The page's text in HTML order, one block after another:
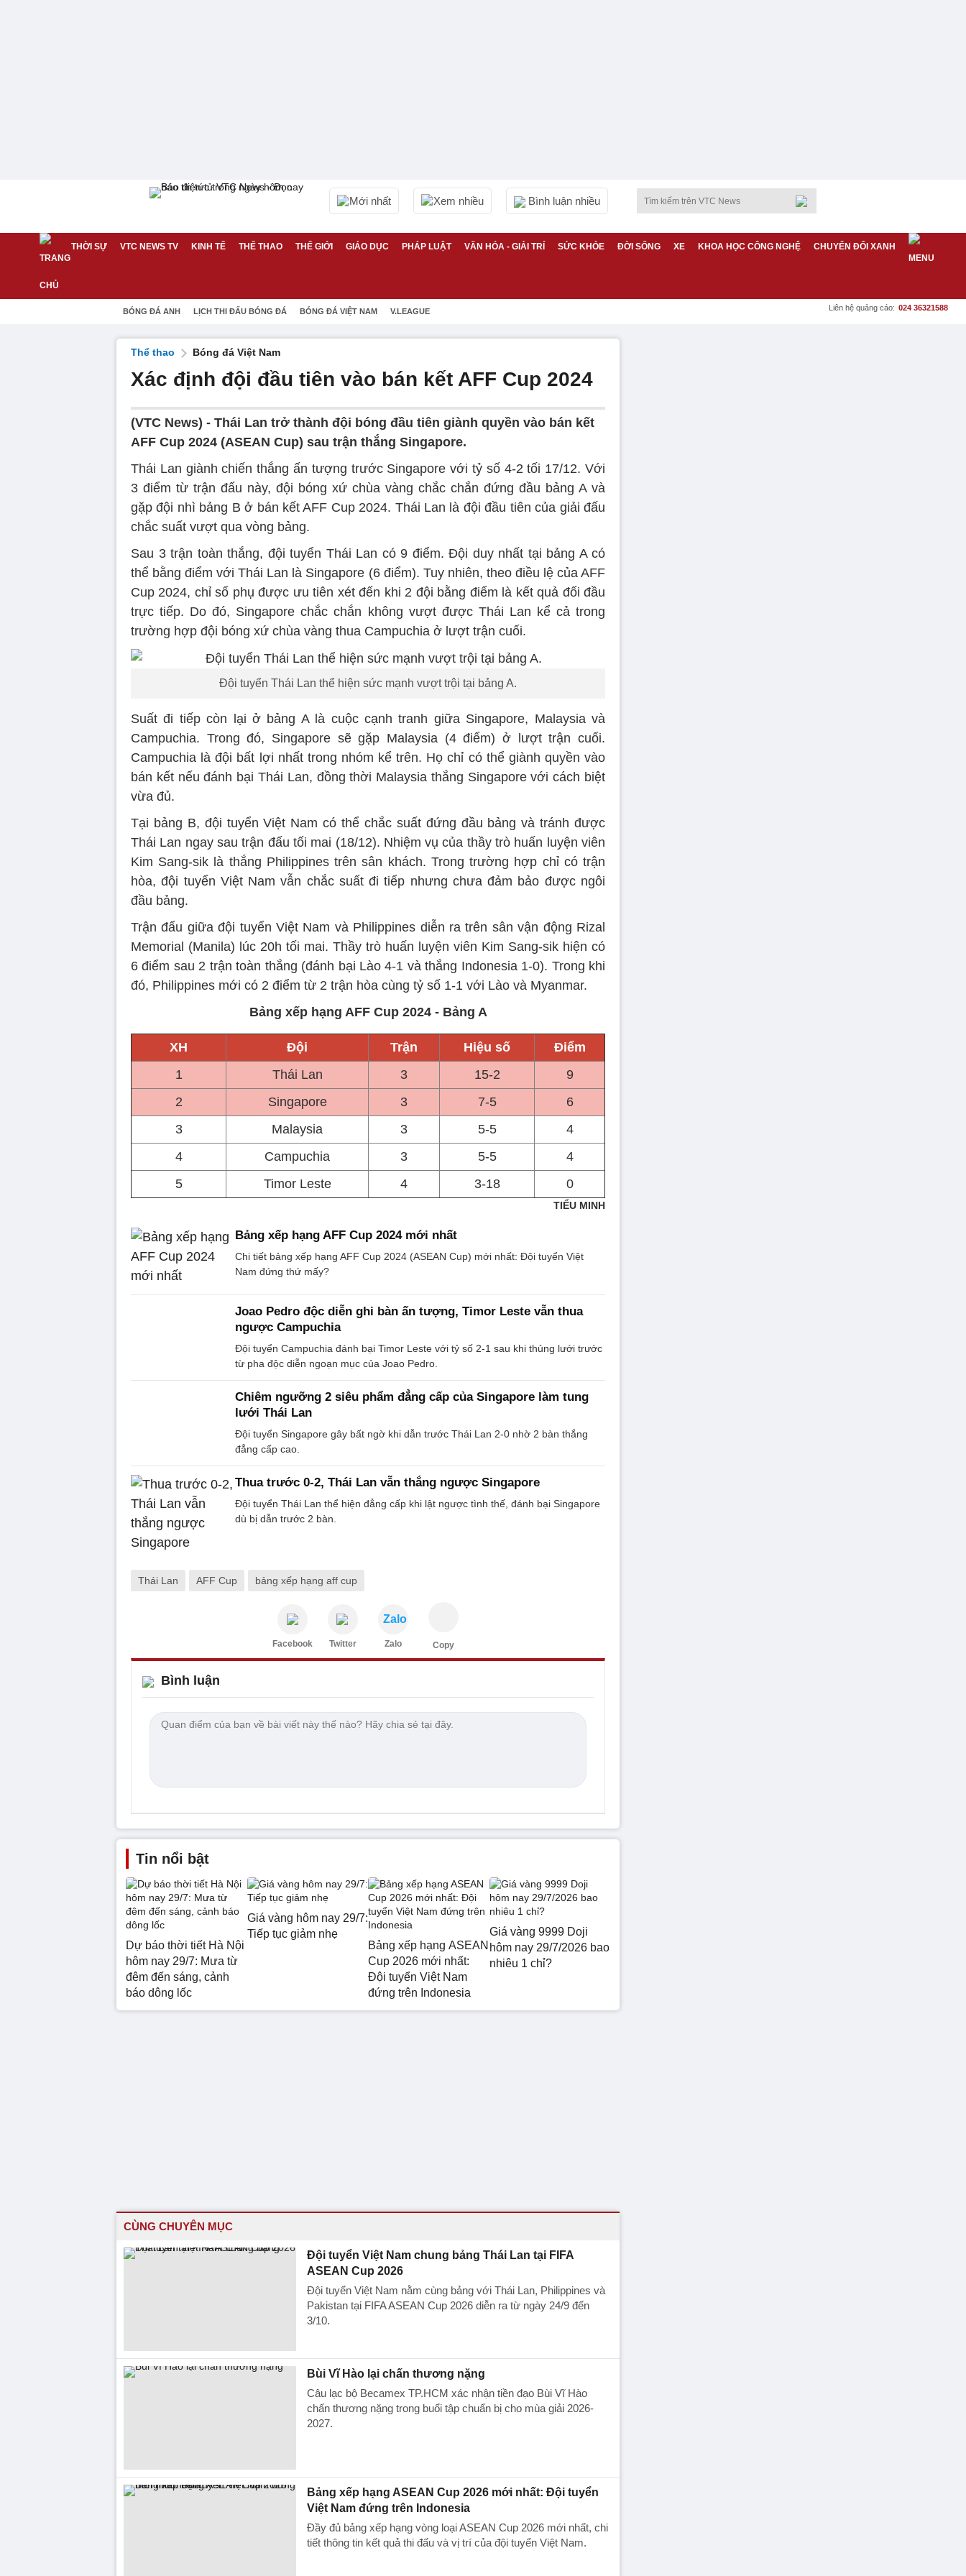
Mới nhất Xem nhiều Bình luận nhiều
THỜI SỰ VTC NEWS TV KINH TẾ THỂ THAO THẾ GIỚI GIÁO DỤC PHÁP LUẬT VĂN HÓA - GIẢI TRÍ SỨC KHỎE ĐỜI SỐNG XE KHOA HỌC CÔNG NGHỆ CHUYỂN ĐỔI XANH
BÓNG ĐÁ ANH LỊCH THI ĐẤU BÓNG ĐÁ BÓNG ĐÁ VIỆT NAM V.LEAGUE Liên hệ quảng cáo: 024 36321588
Thể thao Bóng đá Việt Nam
Xác định đội đầu tiên vào bán kết AFF Cup 2024
(VTC News) - Thái Lan trở thành đội bóng đầu tiên giành quyền vào bán kết
AFF Cup 2024 (ASEAN Cup) sau trận thắng Singapore.
Thái Lan giành chiến thắng ấn tượng trước Singapore với tỷ số 4-2 tối 17/12. Với
3 điểm từ trận đấu này, đội bóng xứ chùa vàng chắc chắn đứng đầu bảng A và
gặp đội nhì bảng B ở bán kết AFF Cup 2024. Thái Lan là đội đầu tiên của giải đấu
chắc suất vượt qua vòng bảng.
Sau 3 trận toàn thắng, đội tuyển Thái Lan có 9 điểm. Đội duy nhất tại bảng A có
thể bằng điểm với Thái Lan là Singapore (6 điểm). Tuy nhiên, theo điều lệ của AFF
Cup 2024, chỉ số phụ được ưu tiên xét đến khi 2 đội bằng điểm là kết quả đối đầu
trực tiếp. Do đó, Singapore chắc chắn không vượt được Thái Lan kể cả trong
trường hợp đội bóng xứ chùa vàng thua Campuchia ở lượt trận cuối.
Đội tuyển Thái Lan thể hiện sức mạnh vượt trội tại bảng A.
Suất đi tiếp còn lại ở bảng A là cuộc cạnh tranh giữa Singapore, Malaysia và
Campuchia. Trong đó, Singapore sẽ gặp Malaysia (4 điểm) ở lượt trận cuối.
Campuchia là đội bất lợi nhất trong nhóm kể trên. Họ chỉ có thể giành quyền vào
bán kết nếu đánh bại Thái Lan, đồng thời Malaysia thắng Singapore với cách biệt
vừa đủ.
Tại bảng B, đội tuyển Việt Nam có thể chắc suất đứng đầu bảng và tránh được
Thái Lan ngay sau trận đấu tối mai (18/12). Nhiệm vụ của thầy trò huấn luyện viên
Kim Sang-sik là thắng Philippines trên sân khách. Trong trường hợp chỉ có trận
hòa, đội tuyển Việt Nam vẫn chắc suất đi tiếp nhưng chưa đảm bảo được ngôi
đầu bảng.
Trận đấu giữa đội tuyển Việt Nam và Philippines diễn ra trên sân vận động Rizal
Memorial (Manila) lúc 20h tối mai. Thầy trò huấn luyện viên Kim Sang-sik hiện có
6 điểm sau 2 trận toàn thắng (đánh bại Lào 4-1 và thắng Indonesia 1-0). Trong khi
đó, Philippines mới có 2 điểm từ 2 trận hòa cùng tỷ số 1-1 với Lào và Myanmar.
Bảng xếp hạng AFF Cup 2024 - Bảng A
XH Đội Trận Hiệu số
Điểm
1
Thái Lan 3 15-2
9
2
Singapore 3 7-5
6
3
Malaysia 3 5-5
4
4
Campuchia 3 5-5
4
5
Timor Leste 4 3-18 0
TIỂU MINH
Bảng xếp hạng AFF Cup 2024 mới nhất
Chi tiết bảng xếp hạng AFF Cup 2024 (ASEAN Cup) mới nhất: Đội tuyển Việt
Nam đứng thứ mấy?
Joao Pedro độc diễn ghi bàn ấn tượng, Timor Leste vẫn thua
ngược Campuchia
Đội tuyển Campuchia đánh bại Timor Leste với tỷ số 2-1 sau khi thủng lưới trước
từ pha độc diễn ngoạn mục của Joao Pedro.
Chiêm ngưỡng 2 siêu phẩm đẳng cấp của Singapore làm tung
lưới Thái Lan
Đội tuyển Singapore gây bất ngờ khi dẫn trước Thái Lan 2-0 nhờ 2 bàn thắng
đẳng cấp cao.
Thua trước 0-2, Thái Lan vẫn thắng ngược Singapore
Đội tuyển Thái Lan thể hiện đẳng cấp khi lật ngược tình thế, đánh bại Singapore
dù bị dẫn trước 2 bàn.
Thái Lan AFF Cup bảng xếp hạng aff cup
Facebook Twitter
Zalo
Zalo Copy
Bình luận
Tin nổi bật
Dự báo thời tiết Hà Nội
hôm nay 29/7: Mưa từ
đêm đến sáng, cảnh
báo dông lốc
Giá vàng hôm nay 29/7:
Tiếp tục giảm nhẹ
Bảng xếp hạng ASEAN
Cup 2026 mới nhất:
Đội tuyển Việt Nam
đứng trên Indonesia
Giá vàng 9999 Doji
hôm nay 29/7/2026 bao
nhiêu 1 chỉ?
CÙNG CHUYÊN MỤC
Đội tuyển Việt Nam chung bảng Thái Lan tại FIFA
ASEAN Cup 2026
Đội tuyển Việt Nam nằm cùng bảng với Thái Lan, Philippines và
Pakistan tại FIFA ASEAN Cup 2026 diễn ra từ ngày 24/9 đến
3/10.
Bùi Vĩ Hào lại chấn thương nặng
Câu lạc bộ Becamex TP.HCM xác nhận tiền đạo Bùi Vĩ Hào
chấn thương nặng trong buổi tập chuẩn bị cho mùa giải 2026-
2027.
Bảng xếp hạng ASEAN Cup 2026 mới nhất: Đội tuyển
Việt Nam đứng trên Indonesia
Đầy đủ bảng xếp hạng vòng loại ASEAN Cup 2026 mới nhất, chi
tiết thông tin kết quả thi đấu và vị trí của đội tuyển Việt Nam.